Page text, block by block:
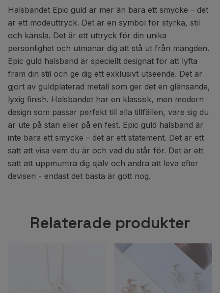
Halsbandet Epic guld är mer än bara ett smycke – det
är ett modeuttryck. Det är en symbol för styrka, stil
och känsla. Det är ett uttryck för din unika
personlighet och utmanar dig att stå ut från mängden.
Epic guld halsband är speciellt designat för att lyfta
fram din stil och ge dig ett exklusivt utseende. Det är
gjort av guldpläterad metall som ger det en glänsande,
lyxig finish. Halsbandet har en klassisk, men modern
design som passar perfekt till alla tillfällen, vare sig du
är ute på stan eller på en fest. Epic guld halsband är
inte bara ett smycke – det är ett statement. Det är ett
sätt att visa vem du är och vad du står för. Det är ett
sätt att uppmuntra dig själv och andra att leva efter
devisen - endast det bästa är gott nog.
Relaterade produkter